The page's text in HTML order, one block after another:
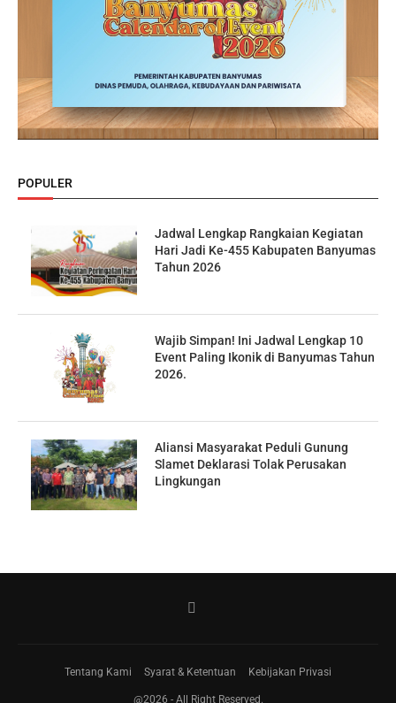
POPULER
Jadwal Lengkap Rangkaian Kegiatan
Hari Jadi Ke-455 Kabupaten Banyumas
Tahun 2026
Wajib Simpan! Ini Jadwal Lengkap 10
Event Paling Ikonik di Banyumas Tahun
2026.
Aliansi Masyarakat Peduli Gunung
Slamet Deklarasi Tolak Perusakan
Lingkungan
Tentang Kami Syarat & Ketentuan Kebijakan Privasi
@2026 - All Right Reserved.